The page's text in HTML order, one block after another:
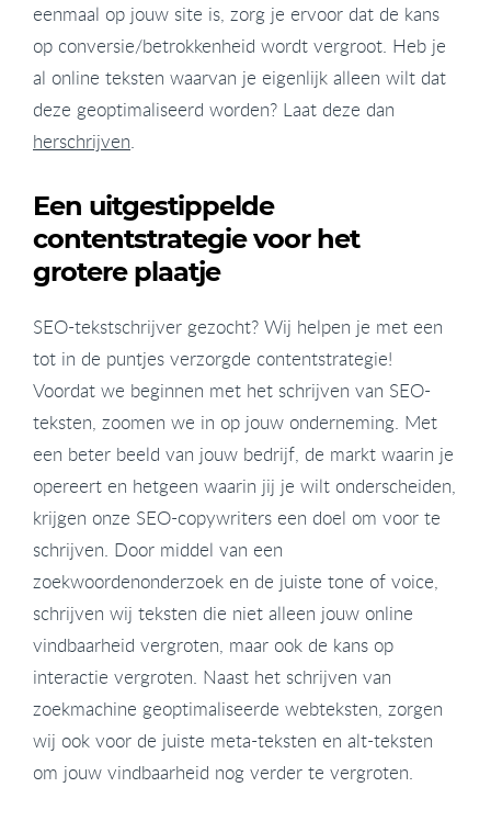
eenmaal op jouw site is, zorg je ervoor dat de kans
op conversie/betrokkenheid wordt vergroot. Heb je
al online teksten waarvan je eigenlijk alleen wilt dat
deze geoptimaliseerd worden? Laat deze dan
herschrijven.
Een uitgestippelde
contentstrategie voor het
grotere plaatje
SEO-tekstschrijver gezocht? Wij helpen je met een
tot in de puntjes verzorgde contentstrategie!
Voordat we beginnen met het schrijven van SEO-
teksten, zoomen we in op jouw onderneming. Met
een beter beeld van jouw bedrijf, de markt waarin je
opereert en hetgeen waarin jij je wilt onderscheiden,
krijgen onze SEO-copywriters een doel om voor te
schrijven. Door middel van een
zoekwoordenonderzoek en de juiste tone of voice,
schrijven wij teksten die niet alleen jouw online
vindbaarheid vergroten, maar ook de kans op
interactie vergroten. Naast het schrijven van
zoekmachine geoptimaliseerde webteksten, zorgen
wij ook voor de juiste meta-teksten en alt-teksten
om jouw vindbaarheid nog verder te vergroten.